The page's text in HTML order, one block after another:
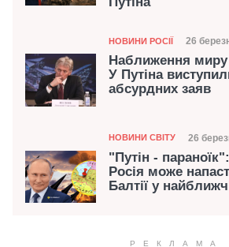
Категорія
НОВИНИ РОСІЇ Дата
26
Наближення миру
У Путіна
абсурдних заяв
Категорія
НОВИНИ СВІТУ Дата
26
"Путін -
Росія може
Балтії у